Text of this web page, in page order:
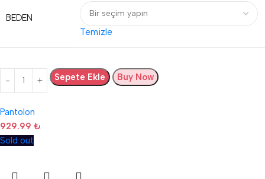
BEDEN
Temizle
Sepete Ekle Buy Now
Pantolon
929.99 ₺
Sold out